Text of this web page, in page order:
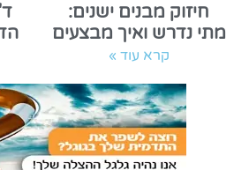
חיזוק מבנים ישנים:
מתי נדרש ואיך מבצעים
קרא עוד »